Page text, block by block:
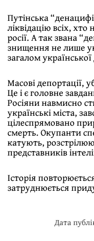
Путінська
ліквідацію всіх,
росії. А так звана
знищення не лише
загалом
Масові депортації,
Це і є головне
Росіяни навмисно
українські міста,
цілеспрямовано
смерть. Окупанти
катують,
представників
Історія
затруднюється
Дата